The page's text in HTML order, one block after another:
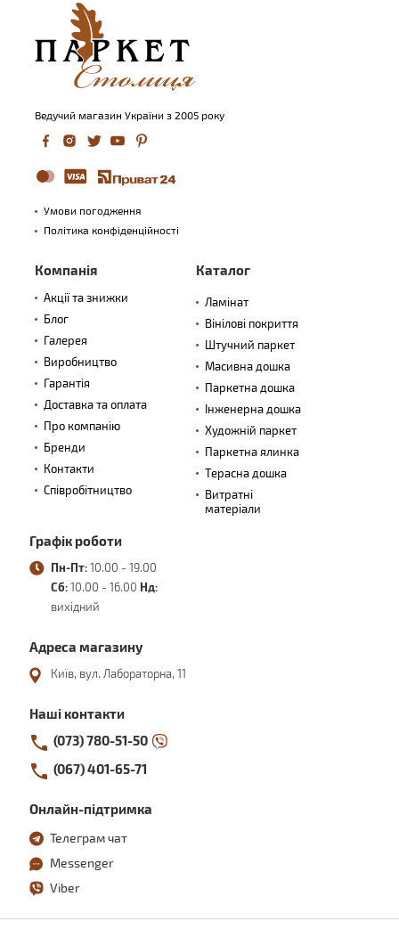
Ведучий магазин України з 2005 року
Умови погодження
Політика конфіденційності
Компанія
Акції та знижки
Блог
Галерея
Виробництво
Гарантія
Доставка та оплата
Про компанію
Бренди
Контакти
Співробітництво
Каталог
Ламінат
Вінілові покриття
Штучний паркет
Масивна дошка
Паркетна дошка
Інженерна дошка
Художній паркет
Паркетна ялинка
Терасна дошка
Витратні
матеріали
Графік роботи
Пн-Пт: 10.00 - 19.00
Сб: 10.00 - 16.00 Нд:
вихідний
Адреса магазину
Київ, вул. Лабораторна, 11
Наші контакти
(073) 780-51-50
(067) 401-65-71
Онлайн-підтримка
Телеграм чат
Messenger
Viber